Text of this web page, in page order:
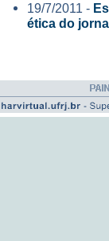
19/7/2011 -
ética do